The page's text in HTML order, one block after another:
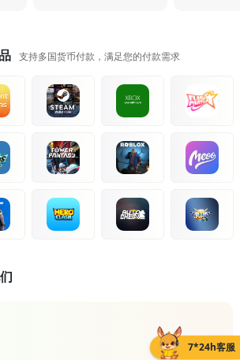
支持多国货币付款，满足您的付款需求
7*24h客服